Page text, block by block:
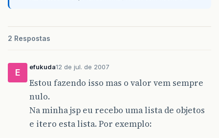
2 Respostas
E
efukuda12 de jul. de 2007
Estou fazendo isso mas o valor vem sempre
nulo.
Na minha jsp eu recebo uma lista de objetos
e itero esta lista. Por exemplo: